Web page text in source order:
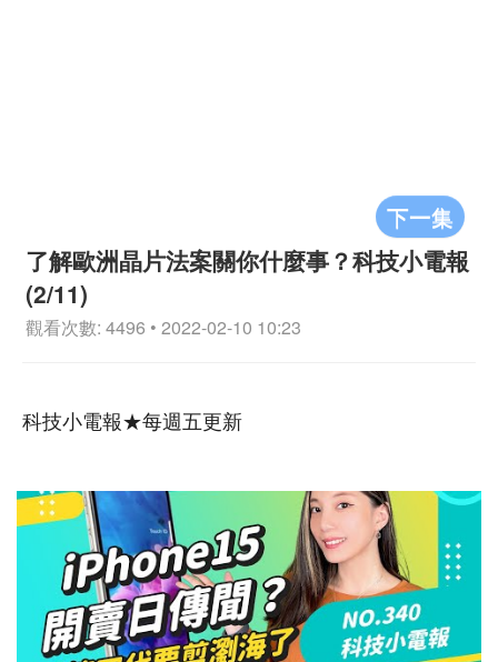
下一集
了解歐洲晶片法案關你什麼事？科技小電報
(2/11)
觀看次數: 4496 • 2022-02-10 10:23
科技小電報★每週五更新